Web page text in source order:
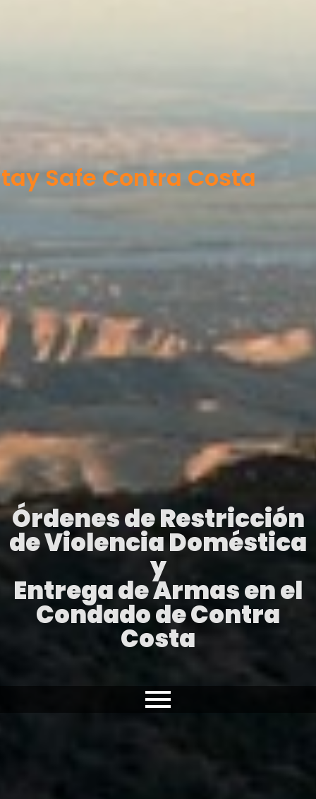
Órdenes de Restricción
de Violencia Doméstica
y
Entrega de Armas en el
Condado de Contra
Costa
Safe Contra Costa